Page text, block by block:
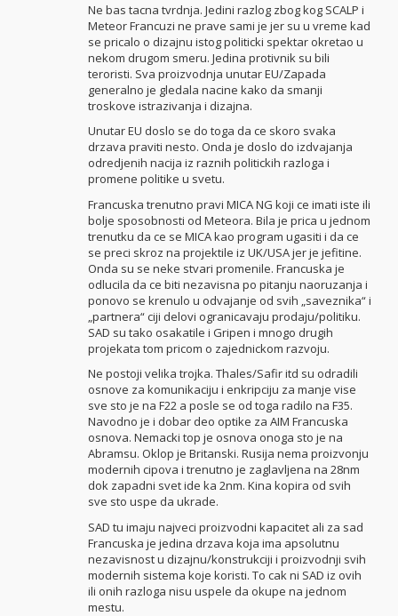
Ne bas tacna tvrdnja. Jedini razlog zbog kog SCALP i
Meteor Francuzi ne prave sami je jer su u vreme kad
se pricalo o dizajnu istog politicki spektar okretao u
nekom drugom smeru. Jedina protivnik su bili
teroristi. Sva proizvodnja unutar EU/Zapada
generalno je gledala nacine kako da smanji
troskove istrazivanja i dizajna.
Unutar EU doslo se do toga da ce skoro svaka
drzava praviti nesto. Onda je doslo do izdvajanja
odredjenih nacija iz raznih politickih razloga i
promene politike u svetu.
Francuska trenutno pravi MICA NG koji ce imati iste ili
bolje sposobnosti od Meteora. Bila je prica u jednom
trenutku da ce se MICA kao program ugasiti i da ce
se preci skroz na projektile iz UK/USA jer je jefitine.
Onda su se neke stvari promenile. Francuska je
odlucila da ce biti nezavisna po pitanju naoruzanja i
ponovo se krenulo u odvajanje od svih „saveznika“ i
„partnera“ ciji delovi ogranicavaju prodaju/politiku.
SAD su tako osakatile i Gripen i mnogo drugih
projekata tom pricom o zajednickom razvoju.
Ne postoji velika trojka. Thales/Safir itd su odradili
osnove za komunikaciju i enkripciju za manje vise
sve sto je na F22 a posle se od toga radilo na F35.
Navodno je i dobar deo optike za AIM Francuska
osnova. Nemacki top je osnova onoga sto je na
Abramsu. Oklop je Britanski. Rusija nema proizvonju
modernih cipova i trenutno je zaglavljena na 28nm
dok zapadni svet ide ka 2nm. Kina kopira od svih
sve sto uspe da ukrade.
SAD tu imaju najveci proizvodni kapacitet ali za sad
Francuska je jedina drzava koja ima apsolutnu
nezavisnost u dizajnu/konstrukciji i proizvodnji svih
modernih sistema koje koristi. To cak ni SAD iz ovih
ili onih razloga nisu uspele da okupe na jednom
mestu.